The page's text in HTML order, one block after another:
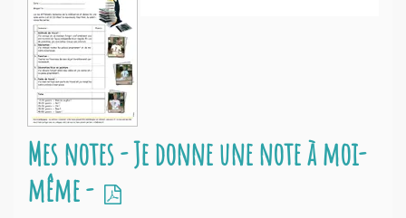
Mes notes - Je donne une note à moi-
même -